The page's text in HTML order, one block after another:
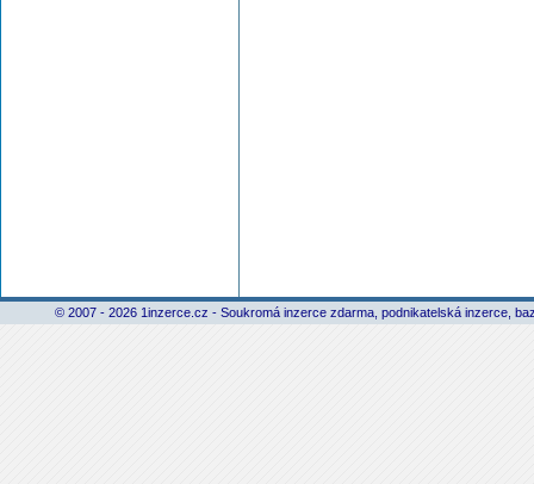
© 2007 - 2026 1inzerce.cz - Soukromá inzerce zdarma, podnikatelská inzerce,